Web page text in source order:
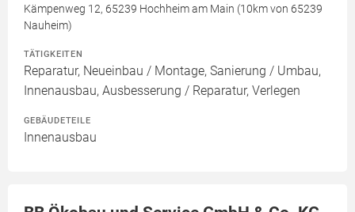
Kämpenweg 12, 65239 Hochheim am Main (10km von 65239
Nauheim)
TÄTIGKEITEN
Reparatur, Neueinbau / Montage, Sanierung / Umbau,
Innenausbau, Ausbesserung / Reparatur, Verlegen
GEBÄUDETEILE
Innenausbau